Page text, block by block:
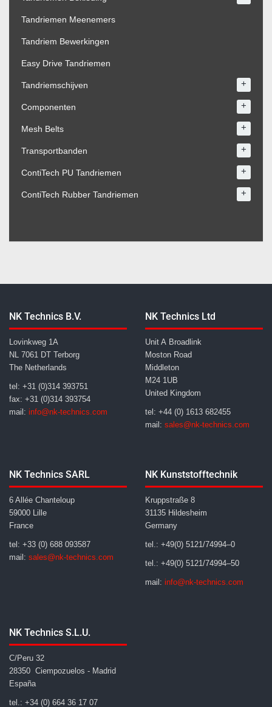
Tandriemen Meenemers
Tandriem Bewerkingen
Easy Drive Tandriemen
Tandriemschijven +
Componenten +
Mesh Belts +
Transportbanden +
ContiTech PU Tandriemen +
ContiTech Rubber Tandriemen +
NK Technics B.V.
Lovinkweg 1A
NL 7061 DT Terborg
The Netherlands
tel: +31 (0)314 393751
fax: +31 (0)314 393754
mail: info@nk-technics.com
NK Technics Ltd
Unit A Broadlink
Moston Road
Middleton
M24 1UB
United Kingdom
tel: +44 (0) 1613 682455
mail: sales@nk-technics.com
NK Technics SARL
6 Allée Chanteloup
59000 Lille
France
tel: +33 (0) 688 093587
mail: sales@nk-technics.com
NK Kunststofftechnik
Kruppstraße 8
31135 Hildesheim
Germany
tel.: +49(0) 5121/74994–0
tel.: +49(0) 5121/74994–50
mail: info@nk-technics.com
NK Technics S.L.U.
C/Peru 32
28350 Ciempozuelos - Madrid
España
tel.: +34 (0) 664 36 17 07